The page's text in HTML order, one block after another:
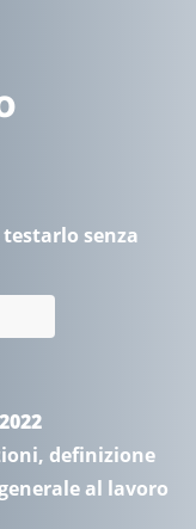
senza
definizione
al lavoro